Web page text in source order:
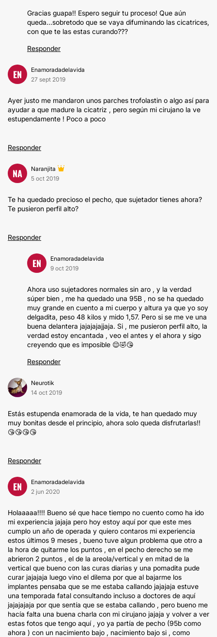
Gracias guapa!! Espero seguir tu proceso! Que aún
queda...sobretodo que se vaya difuminando las cicatrices,
con que te las estas curando???
Responder
EN
Enamoradadelavida
27 sept 2019
Ayer justo me mandaron unos parches trofolastin o algo así para
ayudar a que madure la cicatriz , pero según mi cirujano la ve
estupendamente ! Poco a poco
Responder
NA
Naranjita
5 oct 2019
Te ha quedado precioso el pecho, que sujetador tienes ahora?
Te pusieron perfil alto?
Responder
EN
Enamoradadelavida
9 oct 2019
Ahora uso sujetadores normales sin aro , y la verdad
súper bien , me ha quedado una 95B , no se ha quedado
muy grande en cuento a mi cuerpo y altura ya que yo soy
delgadita, peso 48 kilos y mido 1,57. Pero si se me ve una
buena delantera jajajajajjaja. Si , me pusieron perfil alto, la
verdad estoy encantada , veo el antes y el ahora y sigo
creyendo que es imposible 😌🤣😘
Responder
Neurotik
14 oct 2019
Estás estupenda enamorada de la vida, te han quedado muy
muy bonitas desde el principio, ahora solo queda disfrutarlas!!
😘😘😘😘
Responder
EN
Enamoradadelavida
2 jun 2020
Holaaaaa!!!! Bueno sé que hace tiempo no cuento como ha ido
mi experiencia jajaja pero hoy estoy aquí por que este mes
cumplo un año de operada y quiero contaros mi experiencia
estos últimos 9 meses , bueno tuve algun problema que otro a
la hora de quitarme los puntos , en el pecho derecho se me
abrieron 2 puntos , el de la areola/vertical y en mitad de la
vertical que bueno con las curas diarias y una pomadita pude
curar jajajaja luego vino el dilema por que al bajarme los
implantes pensaba que se me estaba callando jajajaja estuve
una temporada fatal consultando incluso a doctores de aquí
jajajajaja por que sentía que se estaba callando , pero bueno me
hacía falta una buena charla con mi cirujano jajaja y volver a ver
estas fotos que tengo aquí , yo ya partía de pecho (95b como
ahora ) con un nacimiento bajo , nacimiento bajo si , como